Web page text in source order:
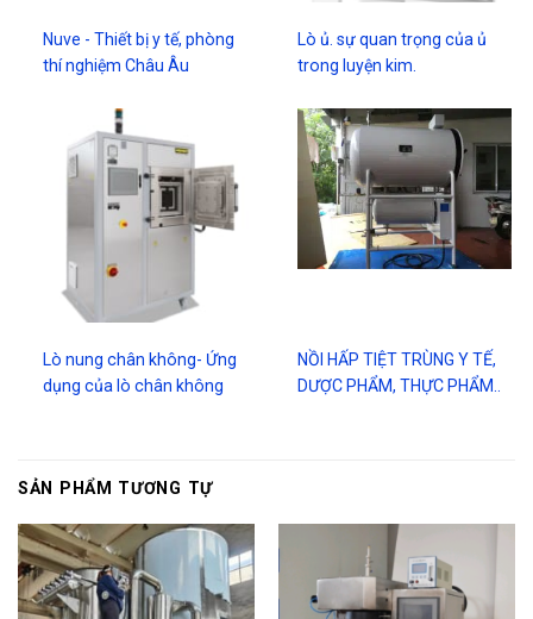
Nuve - Thiết bị y tế, phòng
thí nghiệm Châu Âu
Lò ủ. sự quan trọng của ủ
trong luyện kim.
Lò nung chân không- Ứng
dụng của lò chân không
NỒI HẤP TIỆT TRÙNG Y TẾ,
DƯỢC PHẨM, THỰC PHẨM..
SẢN PHẨM TƯƠNG TỰ